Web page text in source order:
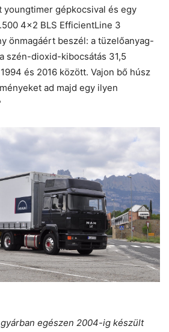
youngtimer gépkocsival és egy
4×2 BLS EfficientLine 3
önmagáért beszél: a tüzelőanyag-
szén-dioxid-kibocsátás 31,5
és 2016 között. Vajon bő húsz
ad majd egy ilyen
egészen 2004-ig készült